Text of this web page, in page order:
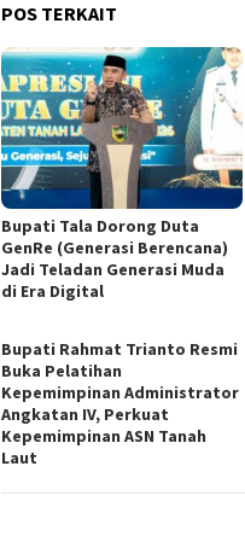
POS TERKAIT
Bupati Tala Dorong Duta
GenRe (Generasi Berencana)
Jadi Teladan Generasi Muda
di Era Digital
Bupati Rahmat Trianto Resmi
Buka Pelatihan
Kepemimpinan Administrator
Angkatan IV, Perkuat
Kepemimpinan ASN Tanah
Laut